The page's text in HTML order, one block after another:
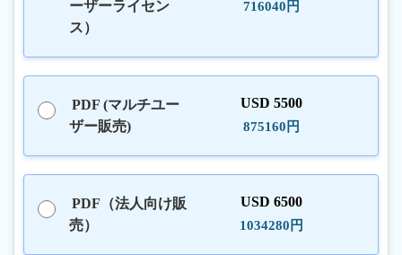
ーザーライセン
ス）
716040円
PDF (マルチユー
ザー販売)
USD 5500
875160円
PDF（法人向け販
売）
USD 6500
1034280円